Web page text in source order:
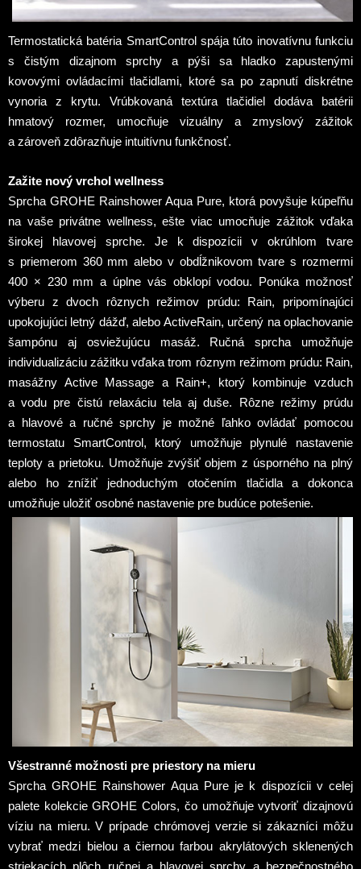
Termostatická batéria SmartControl spája túto inovatívnu funkciu
s čistým dizajnom sprchy a pýši sa hladko zapustenými
kovovými ovládacími tlačidlami, ktoré sa po zapnutí diskrétne
vynoria z krytu. Vrúbkovaná textúra tlačidiel dodáva batérii
hmatový rozmer, umocňuje vizuálny a zmyslový zážitok
a zároveň zdôrazňuje intuitívnu funkčnosť.
Zažite nový vrchol wellness
Sprcha GROHE Rainshower Aqua Pure, ktorá povyšuje kúpeľňu
na vaše privátne wellness, ešte viac umocňuje zážitok vďaka
širokej hlavovej sprche. Je k dispozícii v okrúhlom tvare
s priemerom 360 mm alebo v obdĺžnikovom tvare s rozmermi
400 × 230 mm a úplne vás obklopí vodou. Ponúka možnosť
výberu z dvoch rôznych režimov prúdu: Rain, pripomínajúci
upokojujúci letný dážď, alebo ActiveRain, určený na oplachovanie
šampónu aj osviežujúcu masáž. Ručná sprcha umožňuje
individualizáciu zážitku vďaka trom rôznym režimom prúdu: Rain,
masážny Active Massage a Rain+, ktorý kombinuje vzduch
a vodu pre čistú relaxáciu tela aj duše. Rôzne režimy prúdu
a hlavové a ručné sprchy je možné ľahko ovládať pomocou
termostatu SmartControl, ktorý umožňuje plynulé nastavenie
teploty a prietoku. Umožňuje zvýšiť objem z úsporného na plný
alebo ho znížiť jednoduchým otočením tlačidla a dokonca
umožňuje uložiť osobné nastavenie pre budúce potešenie.
Všestranné možnosti pre priestory na mieru
Sprcha GROHE Rainshower Aqua Pure je k dispozícii v celej
palete kolekcie GROHE Colors, čo umožňuje vytvoriť dizajnovú
víziu na mieru. V prípade chrómovej verzie si zákazníci môžu
vybrať medzi bielou a čiernou farbou akrylátových sklenených
striekacích plôch ručnej a hlavovej sprchy a bezpečnostného